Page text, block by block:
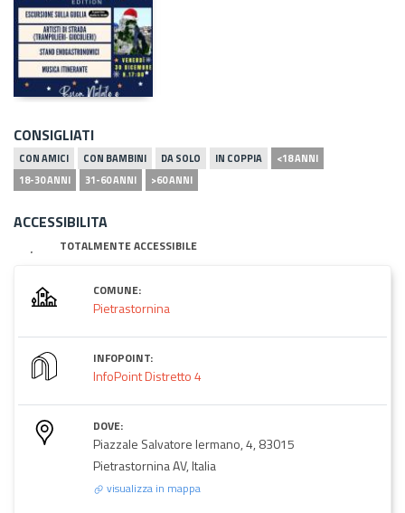
CONSIGLIATI
CON AMICI CON BAMBINI DA SOLO IN COPPIA
<18 ANNI
18-30 ANNI
31-60 ANNI >60 ANNI
ACCESSIBILITA
TOTALMENTE ACCESSIBILE
COMUNE:
Pietrastornina
INFOPOINT:
InfoPoint Distretto 4
DOVE:
Piazzale Salvatore Iermano, 4, 83015
Pietrastornina AV, Italia
visualizza in mappa